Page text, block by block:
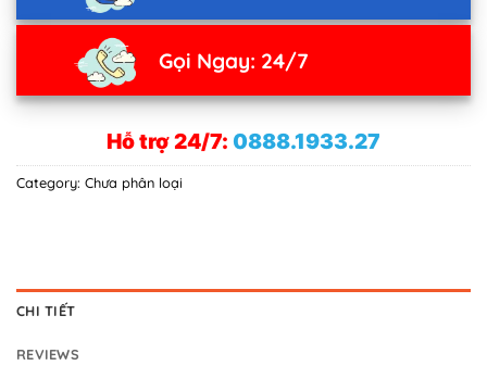
Gọi Ngay: 24/7
Hỗ trợ 24/7: 0888.1933.27
Category: Chưa phân loại
CHI TIẾT
REVIEWS